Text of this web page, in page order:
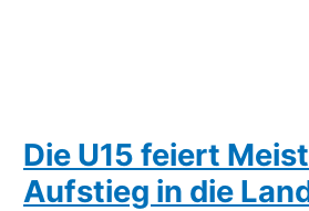
Die U15 feiert
Aufstieg in die